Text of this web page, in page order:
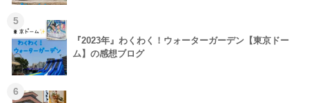
5
『2023年』わくわく！ウォーターガーデン【東京ドー
ム】の感想ブログ
6